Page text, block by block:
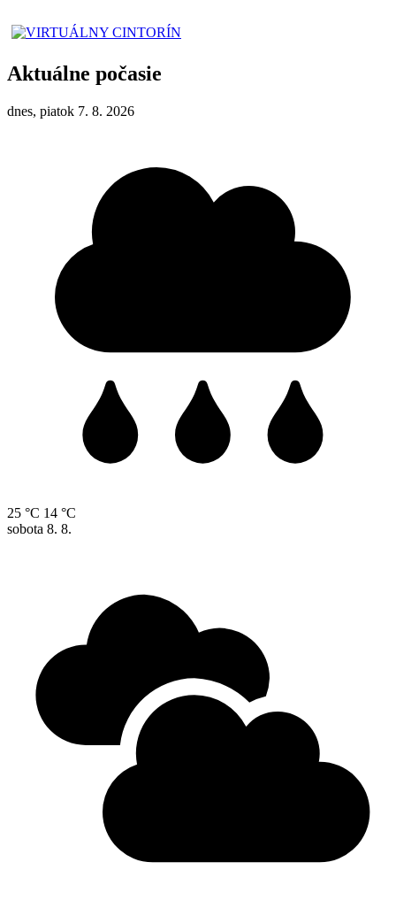
Aktuálne počasie
dnes, piatok 7. 8. 2026
25 °C 14 °C
sobota 8. 8.